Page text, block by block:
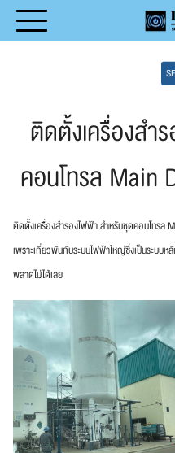
Skip
to
MAINTENANCE
ติดตั้งเครื่องสำ
คอนโทรล Main
ติดตั้งเครื่องสำรองไฟฟ้า สำหรับชุดคอนโทรล
เพราะเกี่ยวพันกับระบบไฟฟ้าใหญ่ซึ่งเป็นระบบ
พลาดไม่ได้เลย